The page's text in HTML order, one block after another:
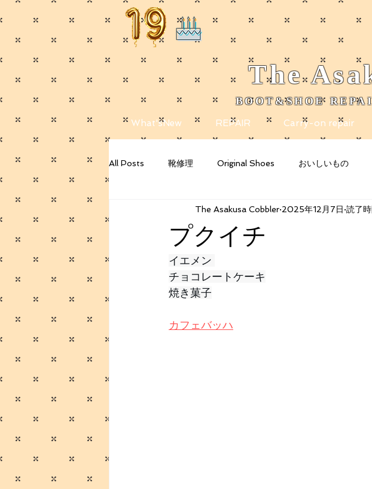
The
​BOOT&SHOE
What'sNew REPAIR Carry-on repair
All Posts 靴修理 Original Shoes おいしいもの
Your Community Blogging Tips
プクイチ
The Asakusa Cobbler 2025年12月7日 読了
イエメン
チョコレートケーキ
焼き菓子
カフェバッハ